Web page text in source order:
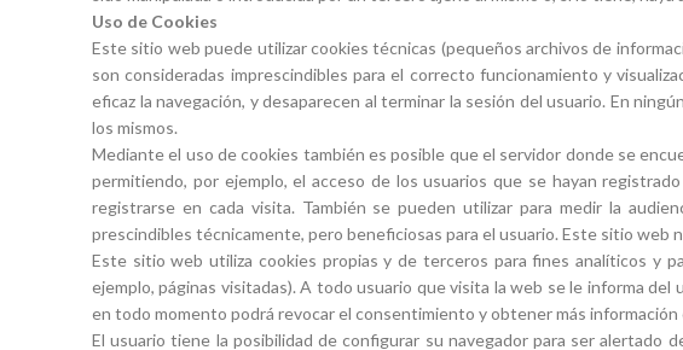
Uso de Cookies
Este sitio web puede utilizar cookies técnicas (pequeños archivos de
son consideradas imprescindibles para el correcto funcionamiento y
eficaz la navegación, y desaparecen al terminar la sesión del usuario. En
los mismos.
Mediante el uso de cookies también es posible que el servidor donde se
permitiendo, por ejemplo, el acceso de los usuarios que se hayan
registrarse en cada visita. También se pueden utilizar para medir la
prescindibles técnicamente, pero beneficiosas para el usuario. Este sitio web
Este sitio web utiliza cookies propias y de terceros para fines analíticos y
ejemplo, páginas visitadas). A todo usuario que visita la web se le informa
en todo momento podrá revocar el consentimiento y obtener más
El usuario tiene la posibilidad de configurar su navegador para ser alertado